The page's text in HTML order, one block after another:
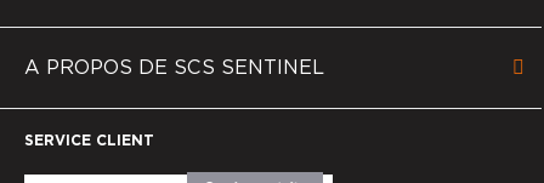
A PROPOS DE SCS SENTINEL
SERVICE CLIENT